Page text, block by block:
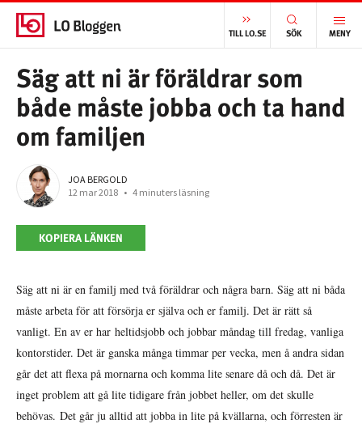
TILL LO.SE SÖK MENY
START/ SÄG ATT NI ÄR FÖRÄLDRAR SOM BÅDE MÅSTE JOBBA OCH TA HAND OM FAMILJEN
Säg att ni är föräldrar som
både måste jobba och ta hand
om familjen
JOA BERGOLD
12 mar 2018 • 4 minuters läsning
KOPIERA LÄNKEN
Säg att ni är en familj med två föräldrar och några barn. Säg att ni båda
måste arbeta för att försörja er själva och er familj. Det är rätt så
vanligt. En av er har heltidsjobb och jobbar måndag till fredag, vanliga
kontorstider. Det är ganska många timmar per vecka, men å andra sidan
går det att flexa på mornarna och komma lite senare då och då. Det är
inget problem att gå lite tidigare från jobbet heller, om det skulle
behövas. Det går ju alltid att jobba in lite på kvällarna, och förresten är